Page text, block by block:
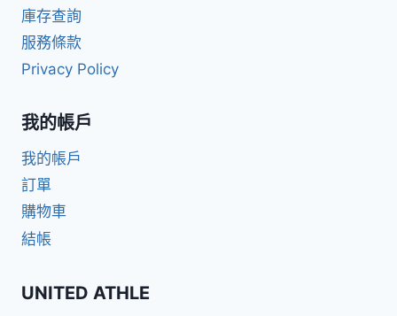
庫存查詢
服務條款
Privacy Policy
我的帳戶
我的帳戶
訂單
購物車
結帳
UNITED ATHLE